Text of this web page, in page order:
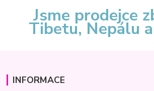
Jsme prodejce
Tibetu, Nepálu
INFORMACE